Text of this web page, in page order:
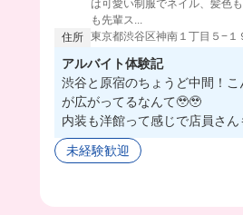
は可愛い制服でネイル、髪色
も先輩ス...
住所 東京都渋谷区神南１丁目５−１
アルバイト体験記
渋谷と原宿のちょうど中間！
が広がってるなんて🥹🥹
内装も洋館って感じで店員さん
素敵すぎる💖
まかないも絶品だし、髪色ネイ
未経験歓迎